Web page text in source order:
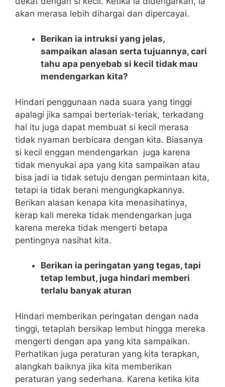
akan merasa lebih dihargai dan dipercayai.
Berikan ia intruksi yang jelas,
sampaikan alasan serta tujuannya, cari
tahu apa penyebab si kecil tidak mau
mendengarkan kita?
Hindari penggunaan nada suara yang tinggi
apalagi jika sampai berteriak-teriak, terkadang
hal itu juga dapat membuat si kecil merasa
tidak nyaman berbicara dengan kita. Biasanya
si kecil enggan mendengarkan juga karena
tidak menyukai apa yang kita sampaikan atau
bisa jadi ia tidak setuju dengan permintaan kita,
tetapi ia tidak berani mengungkapkannya.
Berikan alasan kenapa kita menasihatinya,
kerap kali mereka tidak mendengarkan juga
karena mereka tidak mengerti betapa
pentingnya nasihat kita.
Berikan ia peringatan yang tegas, tapi
tetap lembut, juga hindari memberi
terlalu banyak aturan
Hindari memberikan peringatan dengan nada
tinggi, tetaplah bersikap lembut hingga mereka
mengerti dengan apa yang kita sampaikan.
Perhatikan juga peraturan yang kita terapkan,
alangkah baiknya jika kita memberikan
peraturan yang sederhana. Karena ketika kita